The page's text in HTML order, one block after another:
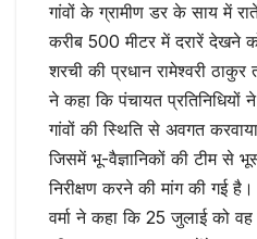
गांवों के ग्रामीण डर के साय में
करीब 500 मीटर में दरारें देखने
शरची की प्रधान रामेश्वरी ठाकुर
ने कहा कि पंचायत प्रतिनिधियों
गांवों की स्थिति से अवगत
जिसमें भू-वैज्ञानिकों की टीम से
निरीक्षण करने की मांग की गई
वर्मा ने कहा कि 25 जुलाई को